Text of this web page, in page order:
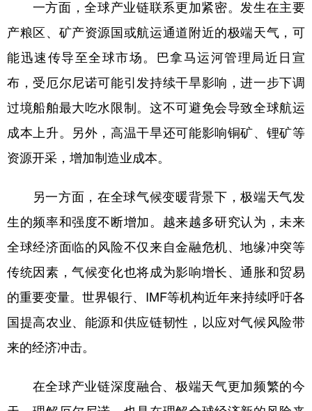
一方面，全球产业链联系更加紧密。发生在主要
产粮区、矿产资源国或航运通道附近的极端天气，可
能迅速传导至全球市场。巴拿马运河管理局近日宣
布，受厄尔尼诺可能引发持续干旱影响，进一步下调
过境船舶最大吃水限制。这不可避免会导致全球航运
成本上升。另外，高温干旱还可能影响铜矿、锂矿等
资源开采，增加制造业成本。
另一方面，在全球气候变暖背景下，极端天气发
生的频率和强度不断增加。越来越多研究认为，未来
全球经济面临的风险不仅来自金融危机、地缘冲突等
传统因素，气候变化也将成为影响增长、通胀和贸易
的重要变量。世界银行、IMF等机构近年来持续呼吁各
国提高农业、能源和供应链韧性，以应对气候风险带
来的经济冲击。
在全球产业链深度融合、极端天气更加频繁的今